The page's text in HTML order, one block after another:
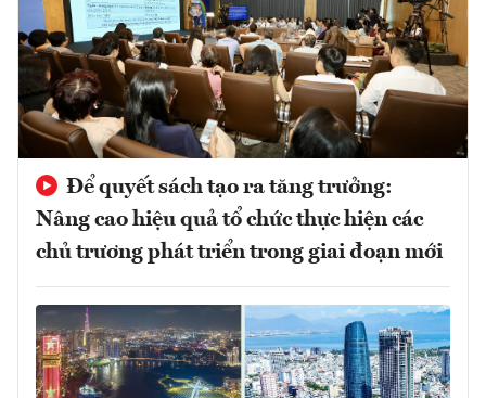
Để quyết sách tạo ra tăng trưởng:
Nâng cao hiệu quả tổ chức thực hiện các
chủ trương phát triển trong giai đoạn mới